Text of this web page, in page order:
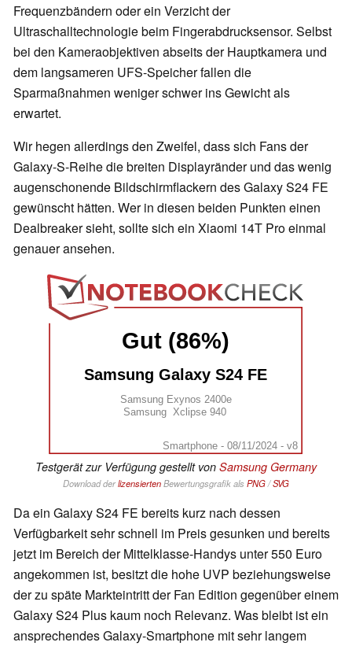
Frequenzbändern oder ein Verzicht der
Ultraschalltechnologie beim Fingerabdrucksensor. Selbst
bei den Kameraobjektiven abseits der Hauptkamera und
dem langsameren UFS-Speicher fallen die
Sparmaßnahmen weniger schwer ins Gewicht als
erwartet.
Wir hegen allerdings den Zweifel, dass sich Fans der
Galaxy-S-Reihe die breiten Displayränder und das wenig
augenschonende Bildschirmflackern des Galaxy S24 FE
gewünscht hätten. Wer in diesen beiden Punkten einen
Dealbreaker sieht, sollte sich ein Xiaomi 14T Pro einmal
genauer ansehen.
Gut (86%)
Samsung Galaxy S24 FE
Samsung Exynos 2400e
Samsung  Xclipse 940
Smartphone - 08/11/2024 - v8
Testgerät zur Verfügung gestellt von Samsung Germany
Download derlizensiertenBewertungsgrafik als PNG/SVG
Da ein Galaxy S24 FE bereits kurz nach dessen
Verfügbarkeit sehr schnell im Preis gesunken und bereits
jetzt im Bereich der Mittelklasse-Handys unter 550 Euro
angekommen ist, besitzt die hohe UVP beziehungsweise
der zu späte Markteintritt der Fan Edition gegenüber einem
Galaxy S24 Plus kaum noch Relevanz. Was bleibt ist ein
ansprechendes Galaxy-Smartphone mit sehr langem